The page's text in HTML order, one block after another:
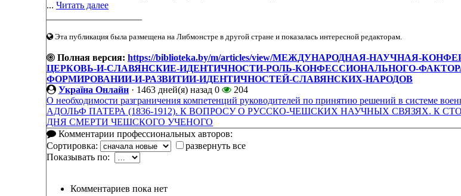
... Читать далее
Эта публикация была размещена на Либмонстре в другой стране и показалась интересной редакторам.
Полная версия: https://biblioteka.by/m/articles/view/МЕЖДУНАРОДНАЯ-НАУЧНАЯ-
ЦЕРКОВЬ-И-СЛАВЯНСКИЕ-ИДЕНТИЧНОСТИ-РОЛЬ-КОНФЕССИОНАЛЬНОГО-
ФОРМИРОВАНИИ-И-РАЗВИТИИ-ИДЕНТИЧНОСТЕЙ-СЛАВЯНСКИХ-НАРОДОВ
Україна Онлайн · 1463 дней(я) назад 0
204
О необходимости разграничения компетенций руководителей по принятию решений в системе
АДОЛЬФ ПАТЕРА (1836-1912). К ВОПРОСУ О РУССКО-ЧЕШСКИХ НАУЧНЫХ СВЯЗЯХ. К
ДНЯ СМЕРТИ ЧЕШСКОГО УЧЕНОГО
Комментарии профессиональных авторов:
Сортировка:
развернуть все
Показывать по:
Комментариев пока нет